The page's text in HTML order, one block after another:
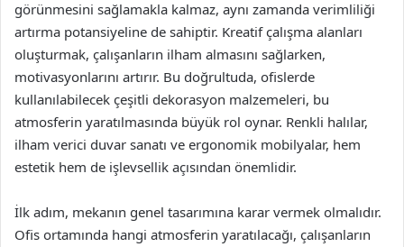
görünmesini sağlamakla kalmaz, aynı zamanda verimliliği
artırma potansiyeline de sahiptir. Kreatif çalışma alanları
oluşturmak, çalışanların ilham almasını sağlarken,
motivasyonlarını artırır. Bu doğrultuda, ofislerde
kullanılabilecek çeşitli dekorasyon malzemeleri, bu
atmosferin yaratılmasında büyük rol oynar. Renkli halılar,
ilham verici duvar sanatı ve ergonomik mobilyalar, hem
estetik hem de işlevsellik açısından önemlidir.
İlk adım, mekanın genel tasarımına karar vermek olmalıdır.
Ofis ortamında hangi atmosferin yaratılacağı, çalışanların